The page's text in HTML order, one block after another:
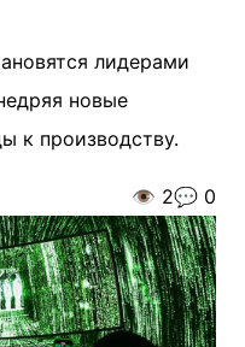
лидерами
новые
к производству.
👁️ 2💬 0